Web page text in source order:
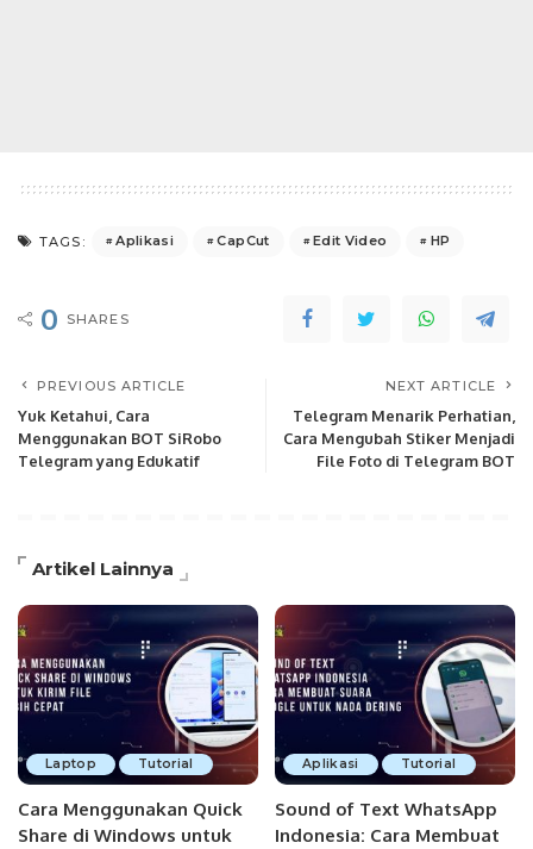
TAGS: Aplikasi CapCut Edit Video HP
0 SHARES
PREVIOUS ARTICLE
Yuk Ketahui, Cara
Menggunakan BOT SiRobo
Telegram yang Edukatif
NEXT ARTICLE
Telegram Menarik Perhatian,
Cara Mengubah Stiker Menjadi
File Foto di Telegram BOT
Artikel Lainnya
Laptop Tutorial
Cara Menggunakan Quick
Share di Windows untuk
Aplikasi Tutorial
Sound of Text WhatsApp
Indonesia: Cara Membuat